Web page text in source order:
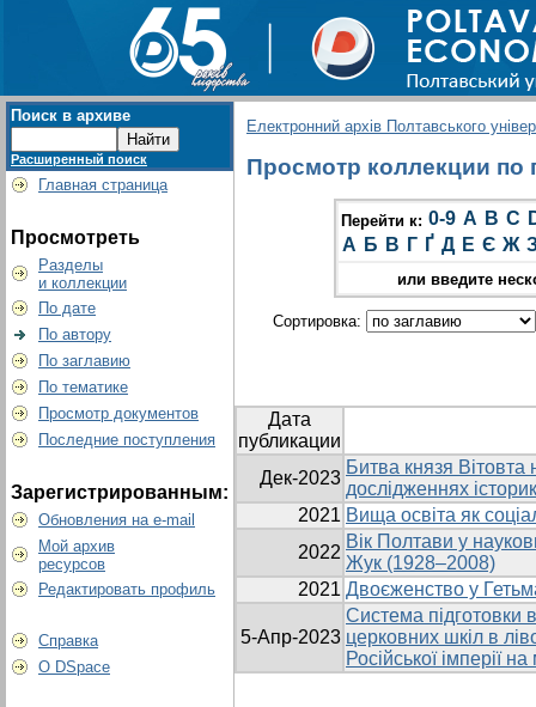
Поиск в архиве
Расширенный поиск
Главная страница
Просмотреть
Разделы
и коллекции
По дате
По автору
По заглавию
По тематике
Просмотр документов
Последние поступления
Зарегистрированным:
Обновления на e-mail
Мой архив
ресурсов
Редактировать профиль
Справка
О DSpace
Електронний архів Полтавського
Просмотр коллекции по
Перейти к: 0-9 A B C
А Б В Г Ґ Д Е Є Ж
или введите
Сортировка:
Дата
публикации
Дек-2023
Битва князя Вітовта
дослідженнях
2021 Вища освіта як
2022
Вік Полтави у
Жук (1928–2008)
2021 Двоєженство у
5-Апр-2023
Система підготовки
церковних шкіл в
Російської імперії